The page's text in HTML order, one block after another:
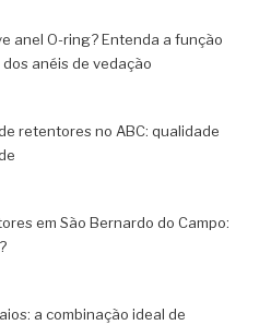
anel O-ring? Entenda a função
anéis de vedação
retentores no ABC: qualidade
em São Bernardo do Campo:
a combinação ideal de